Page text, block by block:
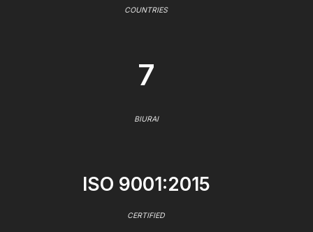
COUNTRIES
7
BIURAI
ISO 9001:2015
CERTIFIED